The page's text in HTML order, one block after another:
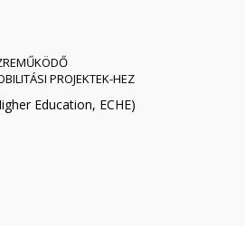
PROJEKTEK-HEZ
Education, ECHE)